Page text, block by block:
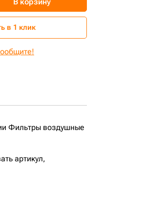
в 1 клик
Фильтры воздушные
артикул,